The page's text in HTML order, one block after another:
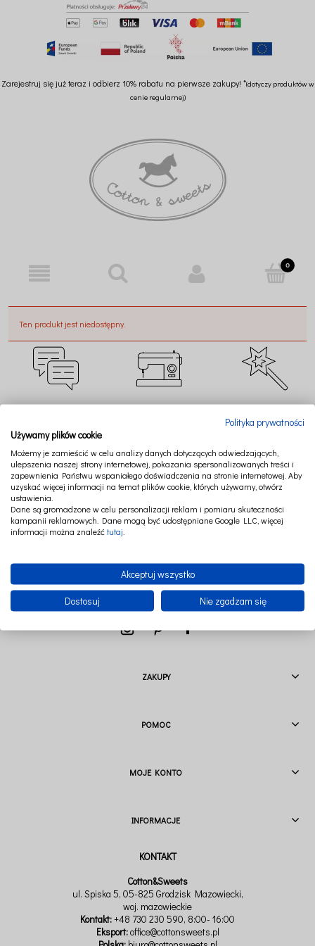
Zarejestruj się już teraz i odbierz 10% rabatu na pierwsze zakupy! *(dotyczy produktów w
cenie regularnej)
Ten produkt jest niedostępny.
BEZPIECZNE
PŁATNOŚCI
RATY LUB PAYPO NAJWYŻSZA JAKOŚĆ
ZAKUPY
POMOC
MOJE KONTO
INFORMACJE
Cotton&Sweets
ul. Spiska 5, 05-825 Grodzisk Mazowiecki,
woj. mazowieckie
Kontakt:+48 730 230 590, 8:00- 16:00
Eksport:office@cottonsweets.pl
Polityka prywatności
Używamy plików cookie
Możemy je zamieścić w celu analizy danych dotyczących odwiedzających,
ulepszenia naszej strony internetowej, pokazania spersonalizowanych treści i
zapewnienia Państwu wspaniałego doświadczenia na stronie internetowej. Aby
uzyskać więcej informacji na temat plików cookie, których używamy, otwórz
ustawienia.
Dane są gromadzone w celu personalizacji reklam i pomiaru skuteczności
kampanii reklamowych. Dane mogą być udostępniane Google LLC, więcej
informacji można znaleźć tutaj
Akceptuj wszystko
Dostosuj Nie zgadzam się